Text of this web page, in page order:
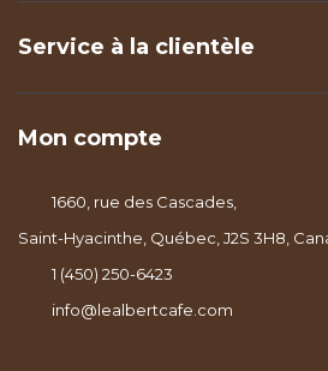
Service à la clientèle
Mon compte
1660, rue des Cascades,
Saint-Hyacinthe, Québec, J2S 3H8,
1 (450) 250-6423
info@lealbertcafe.com